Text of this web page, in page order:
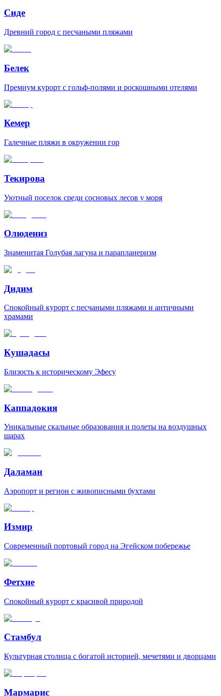
Сиде
Древний город с песчаными пляжами
Белек
Премиум курорт с гольф-полями и роскошными отелями
Кемер
Галечные пляжи в окружении гор
Текирова
Уютный поселок среди сосновых лесов у моря
Олюдениз
Знаменитая Голубая лагуна и парапланеризм
Дидим
Спокойный курорт с песчаными пляжами и античными
храмами
Кушадасы
Близость к историческому Эфесу
Каппадокия
Уникальные скальные образования и полеты на воздушных
шарах
Даламан
Аэропорт и регион с живописными бухтами
Измир
Современный портовый город на Эгейском побережье
Фетхие
Спокойный курорт с красивой природой
Стамбул
Культурная столица с богатой историей, мечетями и дворцами
Мармарис